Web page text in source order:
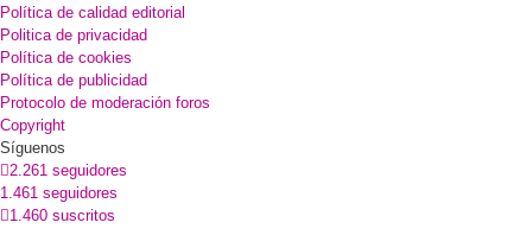
Política de calidad editorial
Politica de privacidad
Política de cookies
Política de publicidad
Protocolo de moderación foros
Copyright
Síguenos
2.261 seguidores
1.461 seguidores
1.460 suscritos